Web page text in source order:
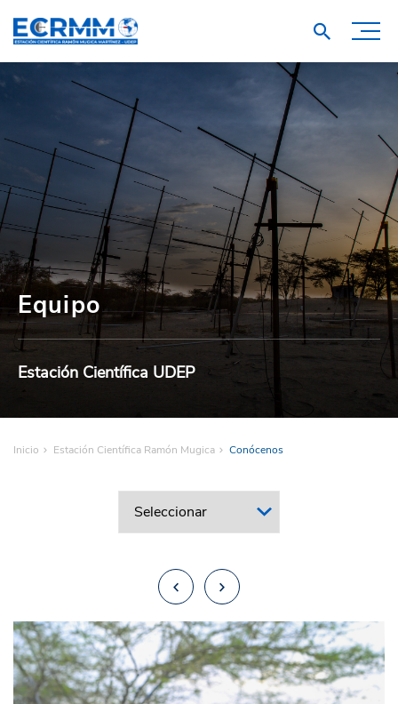
Equipo
Estación Científica UDEP
Inicio Estación Científica Ramón Mugica Conócenos